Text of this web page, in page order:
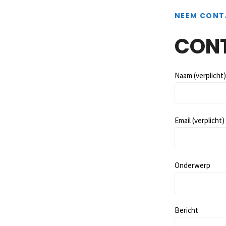
NEEM
Naam (verplicht)
Email (verplicht)
Onderwerp
Bericht